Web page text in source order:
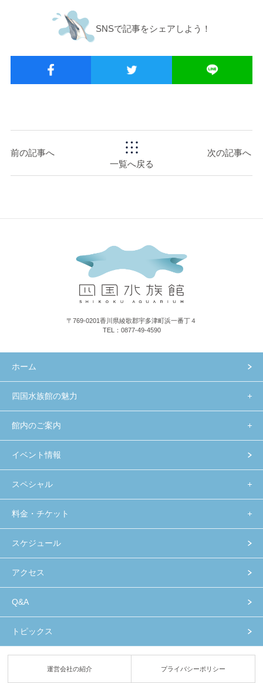
SNSで記事をシェアしよう！
前の記事へ
一覧へ戻る
次の記事へ
〒769-0201香川県綾歌郡宇多津町浜一番丁４
TEL：0877-49-4590
ホーム
四国水族館の魅力
館内のご案内
イベント情報
スペシャル
料金・チケット
スケジュール
アクセス
Q&A
トピックス
運営会社の紹介 プライバシーポリシー